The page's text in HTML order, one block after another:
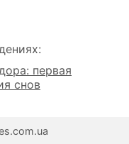
первая
снов